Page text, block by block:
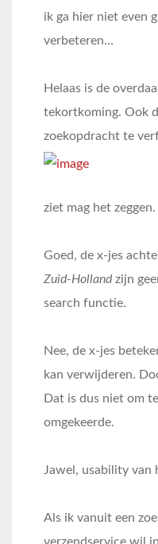
ik ga hier niet even
verbeteren…
Helaas is de
tekortkoming. Ook
zoekopdracht te
ziet mag het zeggen.
Goed, de x-jes
Zuid-Hollandzijn
search functie.
Nee, de x-jes
kan verwijderen.
Dat is dus niet om
omgekeerde.
Jawel, usability van
Als ik vanuit een